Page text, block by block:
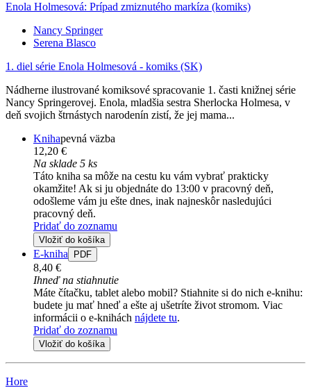
Enola Holmesová: Prípad zmiznutého markíza (komiks)
Nancy Springer
Serena Blasco
1. diel série Enola Holmesová - komiks (SK)
Nádherne ilustrované komiksové spracovanie 1. časti knižnej série
Nancy Springerovej. Enola, mladšia sestra Sherlocka Holmesa, v
deň svojich štrnástych narodenín zistí, že jej mama...
Knihapevná väzba
12,20 €
Na sklade 5 ks
Táto kniha sa môže na cestu ku vám vybrať prakticky
okamžite! Ak si ju objednáte do 13:00 v pracovný deň,
odošleme vám ju ešte dnes, inak najneskôr nasledujúci
pracovný deň.
Pridať do zoznamu
Vložiť do košíka
E-kniha PDF
8,40 €
Ihneď na stiahnutie
Máte čítačku, tablet alebo mobil? Stiahnite si do nich e-knihu:
budete ju mať hneď a ešte aj ušetríte život stromom. Viac
informácii o e-knihách nájdete tu.
Pridať do zoznamu
Vložiť do košíka
Hore